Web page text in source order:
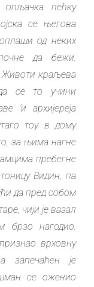
пећку
се његова
од неких
да бежи.
Животи краљева
се то учини
‘и архијереја
тоу в дому
за њима нагне
пребегне
Видин, па
да пред собом
чији је вазал
нагодио.
врховну
запечаћен је
се оженио